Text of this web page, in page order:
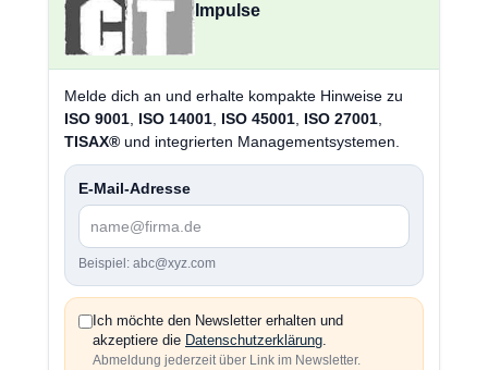
Impulse
Melde dich an und erhalte kompakte Hinweise zu
ISO 9001 ISO 14001 ISO 45001 ISO 27001
TISAX® und integrierten Managementsystemen.
E-Mail-Adresse
Beispiel: abc@xyz.com
Ich möchte den Newsletter erhalten und
akzeptiere die Datenschutzerklärung.
Abmeldung jederzeit über Link im Newsletter.